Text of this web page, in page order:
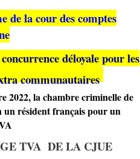
de la cour des comptes
déloyale pour les
communautaires
2022, la chambre criminelle de
un résident français pour un
TVA DE LA CJUE